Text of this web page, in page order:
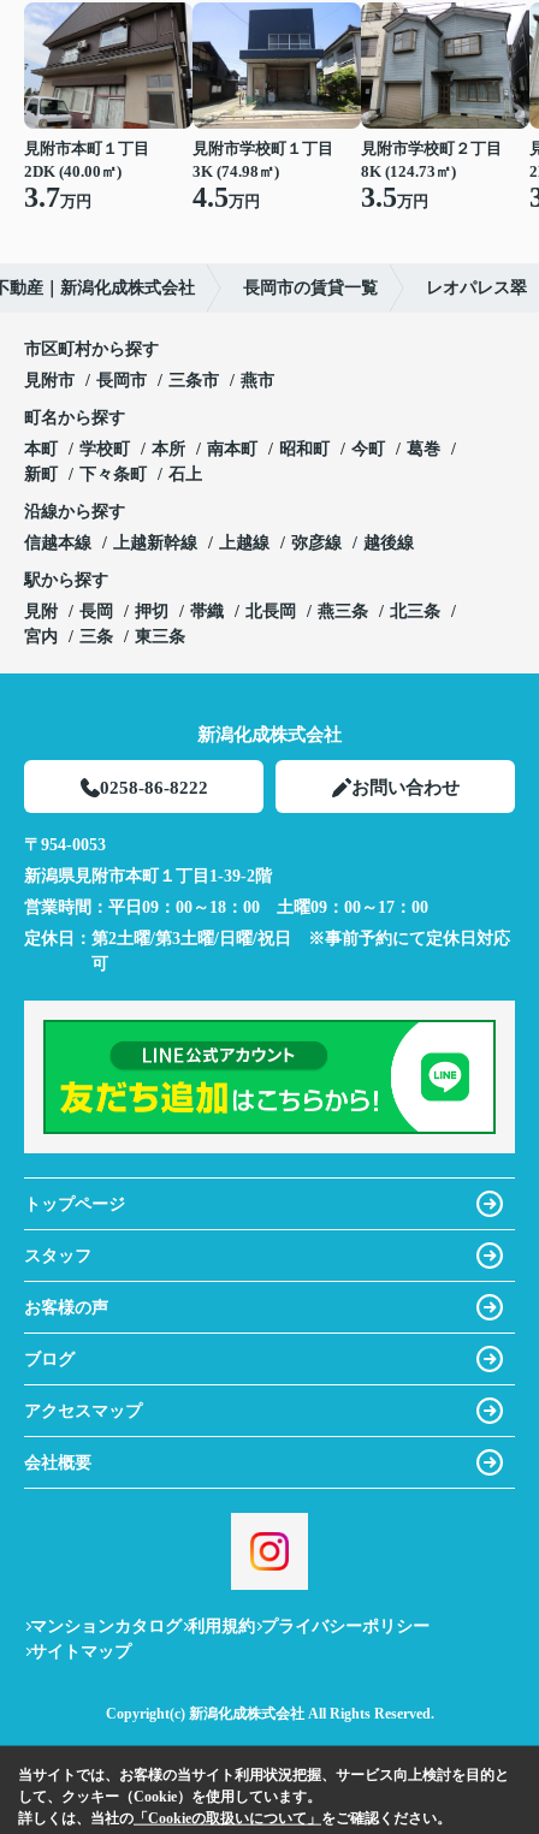
見附市本町１丁目
2DK (40.00㎡)
3.7万円
見附市学校町１丁目
3K (74.98㎡)
4.5万円
見附市学校町２丁目
8K (124.73㎡)
3.5万円
動産｜新潟化成株式会社 長岡市の賃貸一覧 レオパレス翠
市区町村から探す
見附市
長岡市 三条市 燕市
町名から探す
本町
学校町 本所 南本町 昭和町 今町
葛巻
新町
下々条町 石上
沿線から探す
信越本線
上越新幹線 上越線 弥彦線 越後線
駅から探す
見附
長岡 押切 帯織 北長岡 燕三条
北三条
宮内
三条 東三条
新潟化成株式会社
0258-86-8222 お問い合わせ
〒954-0053
新潟県見附市本町１丁目1-39-2階
営業時間： 平日09：00～18：00 土曜09：00～17：00
定休日： 第2土曜/第3土曜/日曜/祝日 ※事前予約にて定休日対応
可
トップページ
スタッフ
お客様の声
ブログ
アクセスマップ
会社概要
マンションカタログ 利用規約 プライバシーポリシー
サイトマップ
Copyright(c) 新潟化成株式会社 All Rights Reserved.
当サイトでは、お客様の当サイト利用状況把握、サービス向上検討を目的と
して、クッキー（Cookie）を使用しています。
詳しくは、当社の 「Cookieの取扱いについて」 をご確認ください。